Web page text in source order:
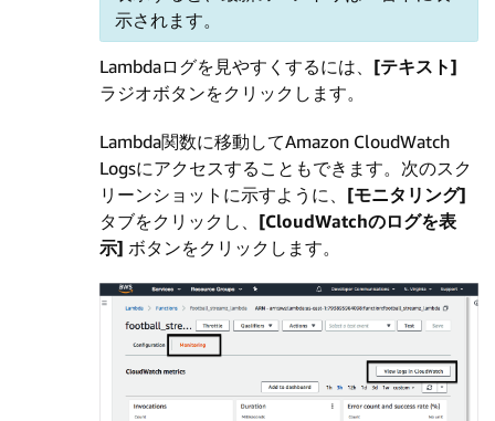
示されます。
Lambdaログを見やすくするには、 [テキスト]
ラジオボタンをクリックします。
Lambda関数に移動してAmazon CloudWatch
Logsにアクセスすることもできます。次のスク
リーンショットに示すように、 [モニタリング]
タブをクリックし、 [CloudWatchのログを表
示] ボタンをクリックします。